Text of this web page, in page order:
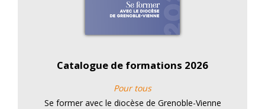
Catalogue de formations 2026
Pour tous
Se former avec le diocèse de Grenoble-Vienne